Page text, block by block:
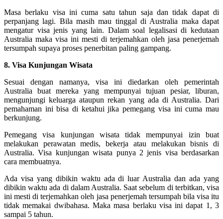
Masa berlaku visa ini cuma satu tahun saja dan tidak dapat di
perpanjang lagi. Bila masih mau tinggal di Australia maka dapat
mengatur visa jenis yang lain. Dalam soal legalisasi di kedutaan
Australia maka visa ini mesti di terjemahkan oleh jasa penerjemah
tersumpah supaya proses penerbitan paling gampang.
8. Visa Kunjungan Wisata
Sesuai dengan namanya, visa ini diedarkan oleh pemerintah
Australia buat mereka yang mempunyai tujuan pesiar, liburan,
mengunjungi keluarga ataupun rekan yang ada di Australia. Dari
pemahaman ini bisa di ketahui jika pemegang visa ini cuma mau
berkunjung.
Pemegang visa kunjungan wisata tidak mempunyai izin buat
melakukan perawatan medis, bekerja atau melakukan bisnis di
Australia. Visa kunjungan wisata punya 2 jenis visa berdasarkan
cara membuatnya.
Ada visa yang dibikin waktu ada di luar Australia dan ada yang
dibikin waktu ada di dalam Australia. Saat sebelum di terbitkan, visa
ini mesti di terjemahkan oleh jasa penerjemah tersumpah bila visa itu
tidak memakai dwibahasa. Maka masa berlaku visa ini dapat 1, 3
sampai 5 tahun.